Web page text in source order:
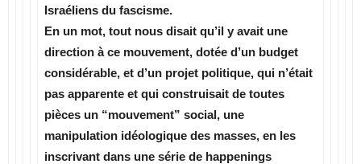
Israéliens du fascisme.
En un mot, tout nous disait qu’il y avait une
direction à ce mouvement, dotée d’un budget
considérable, et d’un projet politique, qui n’était
pas apparente et qui construisait de toutes
pièces un “mouvement” social, une
manipulation idéologique des masses, en les
inscrivant dans une série de happenings